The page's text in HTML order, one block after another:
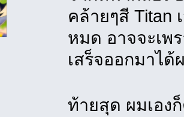
คล้ายๆสี Titan
หมด อาจจะเพ
เสร็จออกมาไ
ท้ายสุด ผมเอง